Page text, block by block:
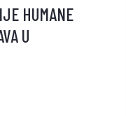
HUMANE
U